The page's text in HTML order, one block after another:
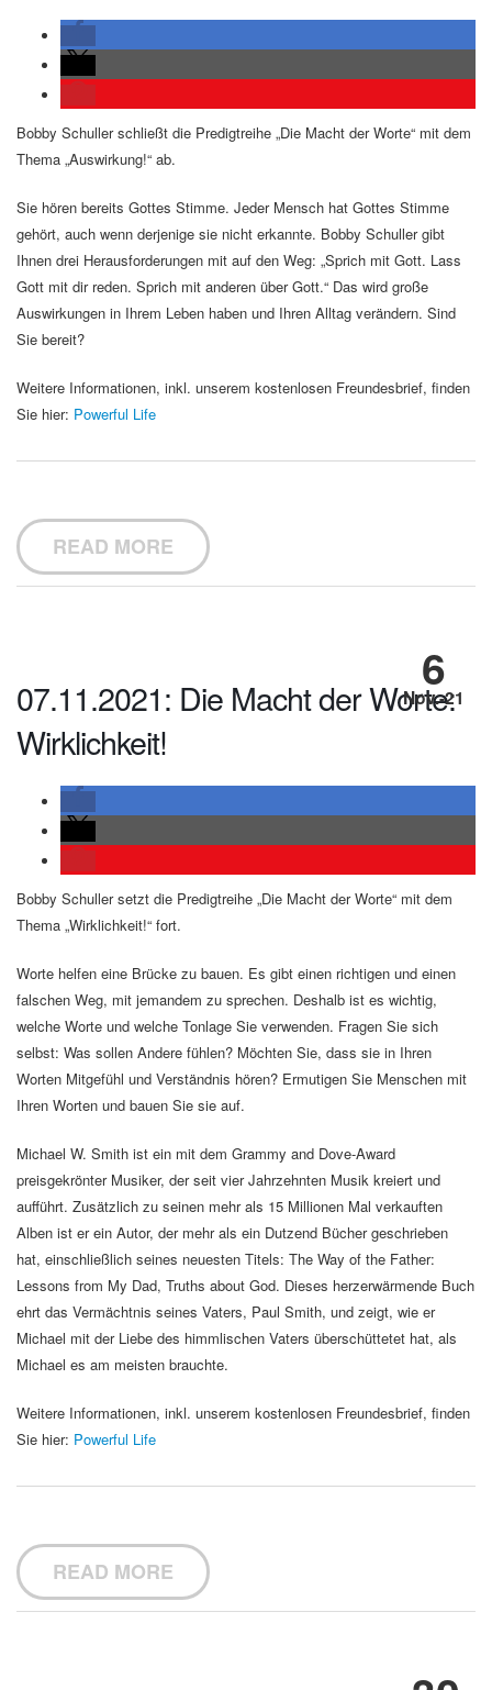
Bobby Schuller schließt die Predigtreihe „Die Macht der Worte“ mit dem
Thema „Auswirkung!“ ab.
Sie hören bereits Gottes Stimme. Jeder Mensch hat Gottes Stimme
gehört, auch wenn derjenige sie nicht erkannte. Bobby Schuller gibt
Ihnen drei Herausforderungen mit auf den Weg: „Sprich mit Gott. Lass
Gott mit dir reden. Sprich mit anderen über Gott.“ Das wird große
Auswirkungen in Ihrem Leben haben und Ihren Alltag verändern. Sind
Sie bereit?
Weitere Informationen, inkl. unserem kostenlosen Freundesbrief, finden
Sie hier: Powerful Life
READ MORE
6
Nov.-21
07.11.2021: Die Macht der Worte:
Wirklichkeit!
Bobby Schuller setzt die Predigtreihe „Die Macht der Worte“ mit dem
Thema „Wirklichkeit!“ fort.
Worte helfen eine Brücke zu bauen. Es gibt einen richtigen und einen
falschen Weg, mit jemandem zu sprechen. Deshalb ist es wichtig,
welche Worte und welche Tonlage Sie verwenden. Fragen Sie sich
selbst: Was sollen Andere fühlen? Möchten Sie, dass sie in Ihren
Worten Mitgefühl und Verständnis hören? Ermutigen Sie Menschen mit
Ihren Worten und bauen Sie sie auf.
Michael W. Smith ist ein mit dem Grammy and Dove-Award
preisgekrönter Musiker, der seit vier Jahrzehnten Musik kreiert und
aufführt. Zusätzlich zu seinen mehr als 15 Millionen Mal verkauften
Alben ist er ein Autor, der mehr als ein Dutzend Bücher geschrieben
hat, einschließlich seines neuesten Titels: The Way of the Father:
Lessons from My Dad, Truths about God. Dieses herzerwärmende Buch
ehrt das Vermächtnis seines Vaters, Paul Smith, und zeigt, wie er
Michael mit der Liebe des himmlischen Vaters überschüttetet hat, als
Michael es am meisten brauchte.
Weitere Informationen, inkl. unserem kostenlosen Freundesbrief, finden
Sie hier: Powerful Life
READ MORE